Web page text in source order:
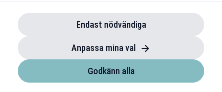
Endast nödvändiga
Anpassa mina val
Godkänn alla